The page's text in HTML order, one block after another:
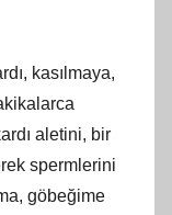
kasılmaya,
aletini, bir
spermlerini
göbeğime